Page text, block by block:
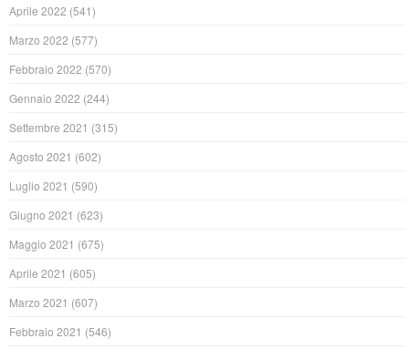
Aprile 2022 (541)
Marzo 2022 (577)
Febbraio 2022 (570)
Gennaio 2022 (244)
Settembre 2021 (315)
Agosto 2021 (602)
Luglio 2021 (590)
Giugno 2021 (623)
Maggio 2021 (675)
Aprile 2021 (605)
Marzo 2021 (607)
Febbraio 2021 (546)